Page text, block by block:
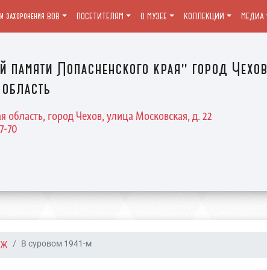
Лопасненского края" город Чехов
область, город Чехов, улица Московская, д. 22
70
захоронения ВОВ ПОСЕТИТЕЛЯМ О МУЗЕЕ КОЛЛЕКЦИИ МЕДИА
В суровом 1941-м